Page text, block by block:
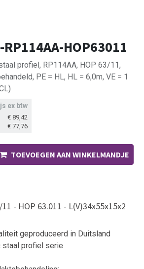
HOP63011
profiel, RP114AA, HOP 63/11,
PE = HL, HL = 6,0m, VE = 1
ex btw
€ 89,42
€ 77,76
TOEVOEGEN AAN WINKELMANDJE
- HOP 63.011 - L(V)34x55x15x2
geproduceerd in Duitsland
staal profiel serie